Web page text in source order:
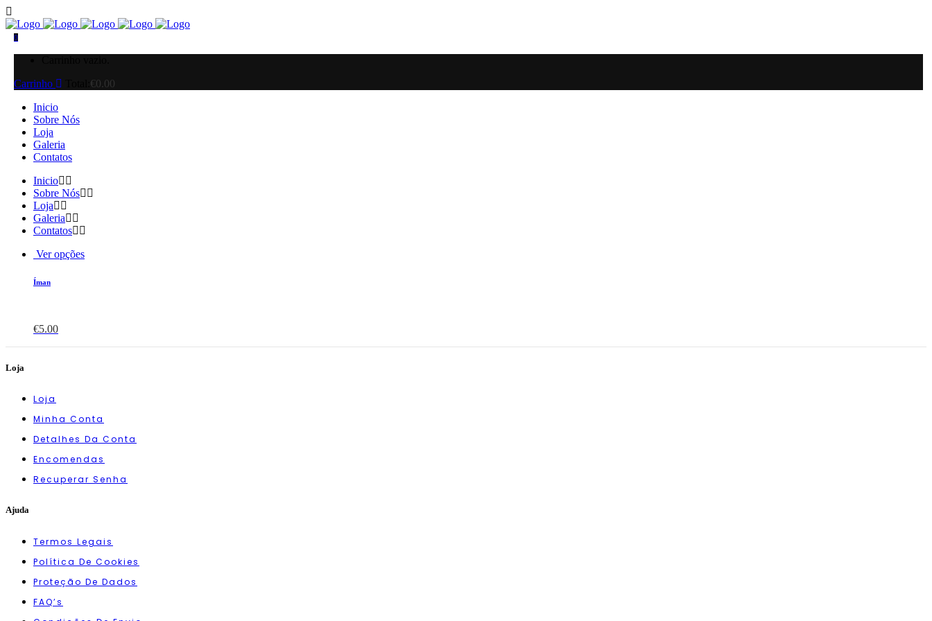
0
Carrinho
€0.00
Inicio
Sobre Nós
Loja
Galeria
Contatos
Inicio
Sobre Nós
Loja
Galeria
Contatos
Ver opções
Íman
€5.00
Loja
Loja
Minha Conta
Detalhes Da Conta
Encomendas
Recuperar Senha
Ajuda
Termos Legais
Política De Cookies
Proteção De Dados
FAQ’s